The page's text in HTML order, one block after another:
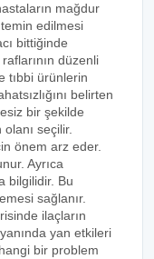
mağdur
edilmesi
bittiğinde
düzenli
tıbbi ürünlerin
belirten
bir şekilde
seçilir.
önem arz eder.
Ayrıca
bilgilidir. Bu
sağlanır.
ilaçların
yan etkileri
bir problem